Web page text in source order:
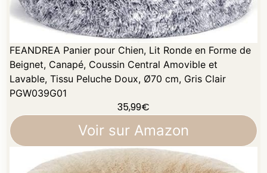
FEANDREA Panier pour Chien, Lit Ronde en Forme de
Beignet, Canapé, Coussin Central Amovible et
Lavable, Tissu Peluche Doux, Ø70 cm, Gris Clair
PGW039G01
35,99€
Voir sur Amazon